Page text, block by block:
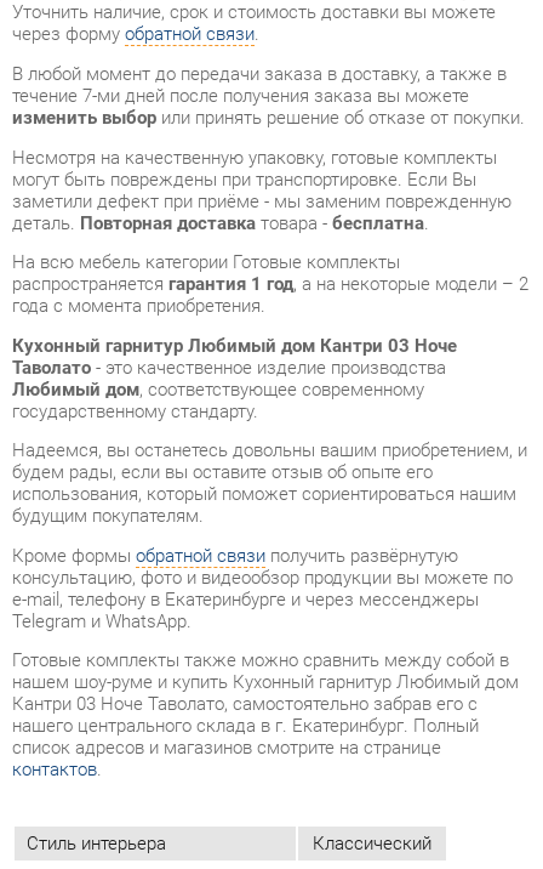
изменить выборили принять решение об отказе от покупки.
Несмотря на качественную упаковку, готовые комплекты
могут быть повреждены при транспортировке. Если Вы
заметили дефект при приёме - мы заменим поврежденную
деталь.Повторная доставкатовара -бесплатна.
На всю мебель категории Готовые комплекты
распространяетсягарантия 1 год , а на некоторые модели – 2
года с момента приобретения.
Кухонный гарнитур Любимый дом Кантри 03 Ноче
Таволато - это качественное изделие производства
Любимый дом, соответствующее современному
государственному стандарту.
будем рады, если вы оставите отзыв об опыте его
использования, который поможет сориентироваться нашим
будущим покупателям.
консультацию, фото и видеообзор продукции вы можете по
e-mail, телефону в Екатеринбурге и через мессенджеры
Telegram и WhatsApp.
Готовые комплекты также можно сравнить между собой в
нашем шоу-руме и купить Кухонный гарнитур Любимый дом
Кантри 03 Ноче Таволато, самостоятельно забрав его с
нашего центрального склада в г. Екатеринбург. Полный
список адресов и магазинов смотрите на странице
контактов
Стиль интерьера Классический
Угловой модуль
Нет
Шкаф под встроенную технику
Класс (кухни)
Медиум